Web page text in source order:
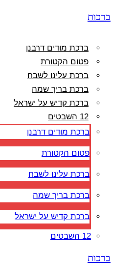
ברכות
ברכת מודים דרבנן
פטום הקטורת
ברכת עלינו לשבח
ברכת בריך שמה
ברכת קדיש על ישראל
12 השבטים
ברכת מודים דרבנן
פטום הקטורת
ברכת עלינו לשבח
ברכת בריך שמה
ברכת קדיש על ישראל
12 השבטים
ברכות